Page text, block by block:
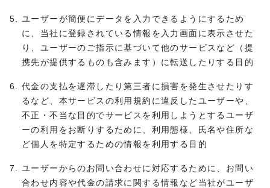
ユーザーが簡便にデータを入力できるようにするため
に、当社に登録されている情報を入力画面に表示させた
り、ユーザーのご指示に基づいて他のサービスなど（提
携先が提供するものも含みます）に転送したりする目的
代金の支払を遅滞したり第三者に損害を発生させたりす
るなど、本サービスの利用規約に違反したユーザーや、
不正・不当な目的でサービスを利用しようとするユーザ
ーの利用をお断りするために、利用態様、氏名や住所な
ど個人を特定するための情報を利用する目的
ユーザーからのお問い合わせに対応するために、お問い
合わせ内容や代金の請求に関する情報など当社がユーザ